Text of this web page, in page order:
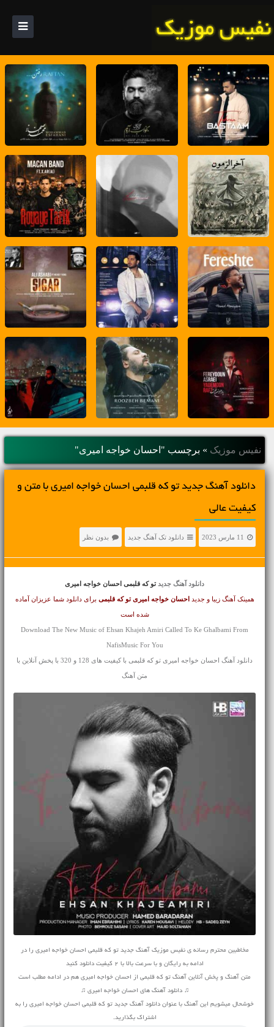
نفیس موزیک » برچسب "احسان خواجه امیری"
دانلود آهنگ جديد تو که قلبمی احسان خواجه امیری با متن و
کیفیت عالی
11 مارس 2023 دانلود تک آهنگ جدید بدون نظر
دانلود آهنگ جدید تو که قلبمی احسان خواجه امیری
همینک آهنگ زیبا و جدید احسان خواجه امیری تو که قلبمی برای دانلود شما عزیزان آماده
شده است
Download The New Music of Ehsan Khajeh Amiri Called To Ke Ghalbami From
NafisMusic For You
دانلود آهنگ احسان خواجه امیری تو که قلبمی با کیفیت های 128 و 320 با پخش آنلاین با
متن آهنگ
مخاطبین محترم رسانه ی نفیس موزیک آهنگ جدید تو که قلبمی احسان خواجه امیری را در
ادامه به رایگان و با سرعت بالا با 2 کیفیت دانلود کنید
متن آهنگ و پخش آنلاین آهنگ تو که قلبمی از احسان خواجه امیری هم در ادامه مطلب است
♫ دانلود آهنگ های احسان خواجه امیری ♫
خوشحال میشویم این آهنگ با عنوان دانلود آهنگ جدید تو که قلبمی احسان خواجه امیری را به
اشتراک بگذارید.